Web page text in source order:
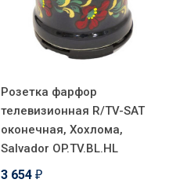
Розетка фарфор
телевизионная R/TV-SAT
оконечная, Хохлома,
Salvador OP.TV.BL.HL
3 654 ₽